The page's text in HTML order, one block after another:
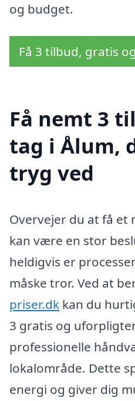
og budget.
Få 3 tilbud, gratis
Få nemt 3
tag i Ålum,
tryg ved
Overvejer du at få et
kan være en stor
heldigvis er
måske tror. Ved at
priser.dk kan du
3 gratis og
professionelle
lokalområde. Dette
energi og giver dig